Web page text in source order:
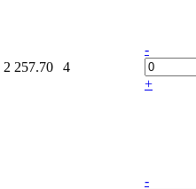
2 257.70 4
-
+
-